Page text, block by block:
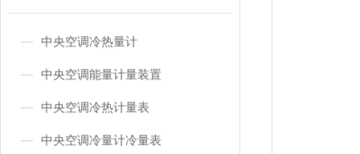
中央空调冷热量计
中央空调能量计量装置
中央空调冷热计量表
中央空调冷量计冷量表